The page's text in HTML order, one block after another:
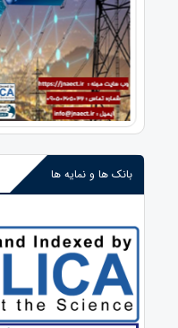
بانک ها و نمایه ها